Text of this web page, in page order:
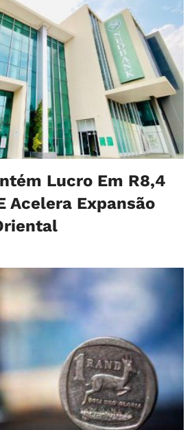
Lucro Em R8,4
Acelera Expansão